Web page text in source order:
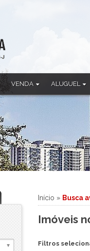
VENDA
Casa Comercial
Casa em Condomínio
Chácara
Cobertura Duplex
Sala Comercial
Sobrado em Condomínio
ALUGUEL
Casa
Casa em
Ponto
Sala
Início » Busca
Imóveis
Filtros